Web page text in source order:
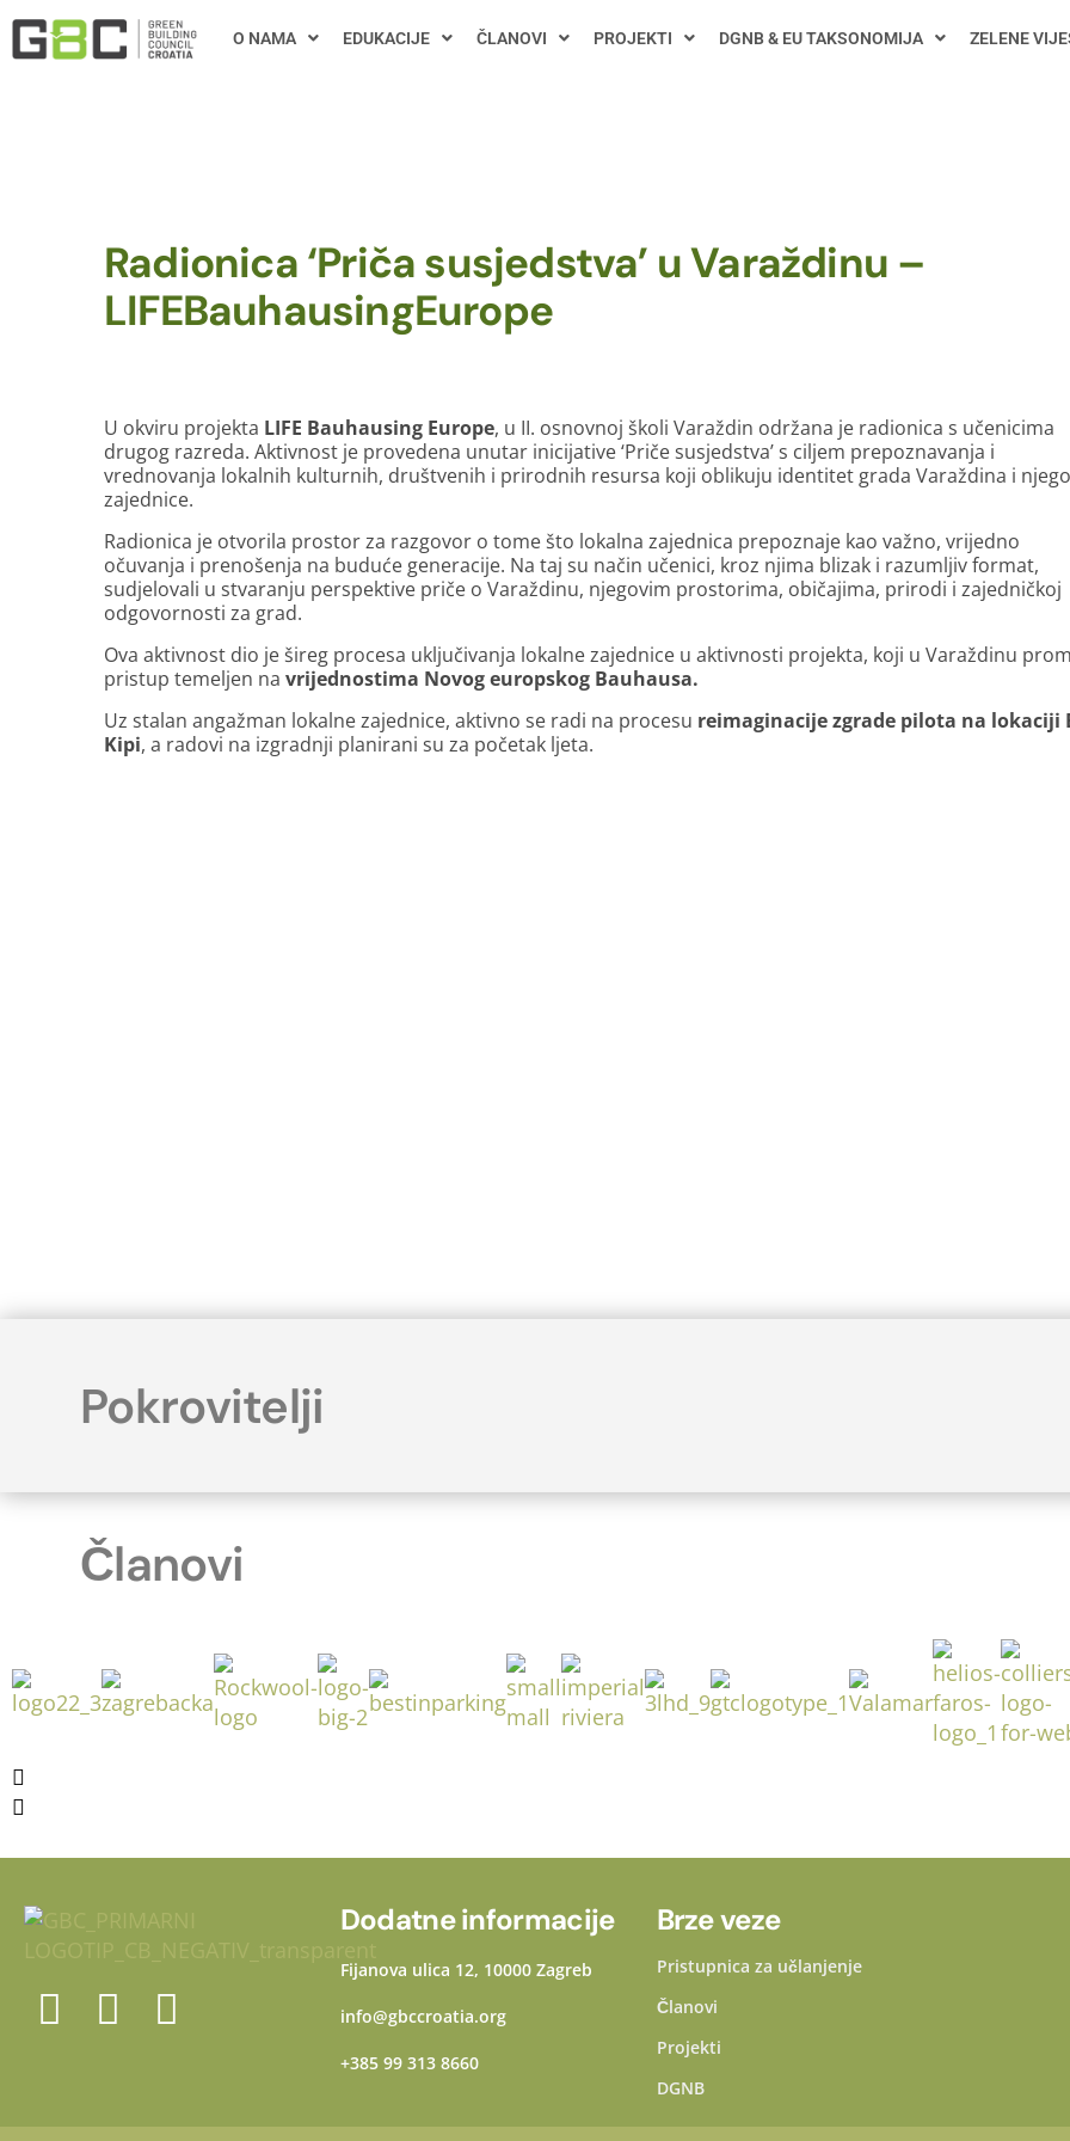
O NAMA EDUKACIJE ČLANOVI PROJEKTI DGNB & EU TAKSONOMIJA ZELENE
Radionica ‘Priča susjedstva’ u Varaždinu –
LIFEBauhausingEurope
U okviru projekta LIFE Bauhausing Europe, u II. osnovnoj školi Varaždin održana je radionica s učenicima
drugog razreda. Aktivnost je provedena unutar inicijative ‘Priče susjedstva’ s ciljem prepoznavanja i
vrednovanja lokalnih kulturnih, društvenih i prirodnih resursa koji oblikuju identitet grada Varaždina i
zajednice.
Radionica je otvorila prostor za razgovor o tome što lokalna zajednica prepoznaje kao važno, vrijedno
očuvanja i prenošenja na buduće generacije. Na taj su način učenici, kroz njima blizak i razumljiv format,
sudjelovali u stvaranju perspektive priče o Varaždinu, njegovim prostorima, običajima, prirodi i zajedničkoj
odgovornosti za grad.
Ova aktivnost dio je šireg procesa uključivanja lokalne zajednice u aktivnosti projekta, koji u Varaždinu
pristup temeljen na vrijednostima Novog europskog Bauhausa.
Uz stalan angažman lokalne zajednice, aktivno se radi na procesu reimaginacije zgrade pilota na lokaciji
Kipi, a radovi na izgradnji planirani su za početak ljeta.
Pokrovitelji
Članovi
Dodatne informacije
Fijanova ulica 12, 10000 Zagreb
info@gbccroatia.org
+385 99 313 8660
Brze veze
Pristupnica za učlanjenje
Članovi
Projekti
DGNB